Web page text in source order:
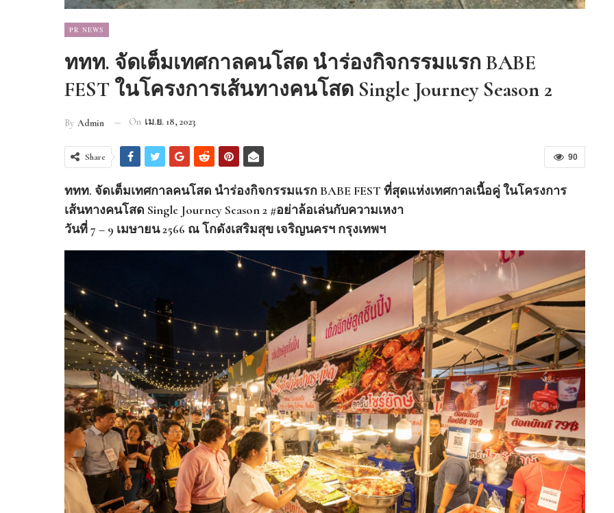
PR NEWS
ททท. จัดเต็มเทศกาลคนโสด นำร่องกิจกรรมแรก BABE
FEST ในโครงการเส้นทางคนโสด Single Journey Season 2
By Admin On เม.ย. 18, 2023
90
Share
ททท. จัดเต็มเทศกาลคนโสด นำร่องกิจกรรมแรก BABE FEST ที่สุดแห่งเทศกาลเนื้อคู่ ในโครงการ
เส้นทางคนโสด Single Journey Season 2 #อย่าล้อเล่นกับความเหงา
วันที่ 7 – 9 เมษายน 2566 ณ โกดังเสริมสุข เจริญนครฯ กรุงเทพฯ